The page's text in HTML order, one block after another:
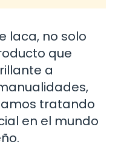
laca, no solo
que
a
tratando
en el mundo